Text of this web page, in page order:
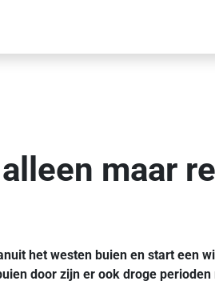
maar
het westen buien en start
door zijn er ook droge